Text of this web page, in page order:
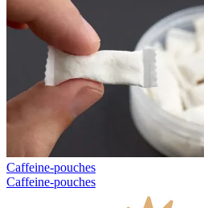
Caffeine-pouches
Caffeine-pouches